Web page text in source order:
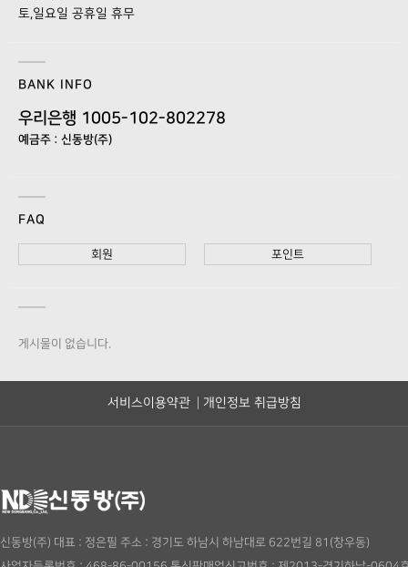
토,일요일 공휴일 휴무
BANK INFO
우리은행 1005-102-802278
예금주 : 신동방(주)
FAQ
회원 포인트
게시물이 없습니다.
서비스이용약관 개인정보 취급방침
신동방(주) 대표 : 정은필 주소 : 경기도 하남시 하남대로 622번길 81(창우동)